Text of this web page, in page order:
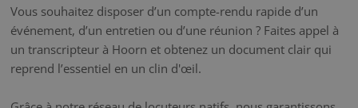
Vous souhaitez disposer d’un compte-rendu rapide d’un
événement, d’un entretien ou d’une réunion ? Faites appel à
un transcripteur à Hoorn et obtenez un document clair qui
reprend l’essentiel en un clin d'œil.